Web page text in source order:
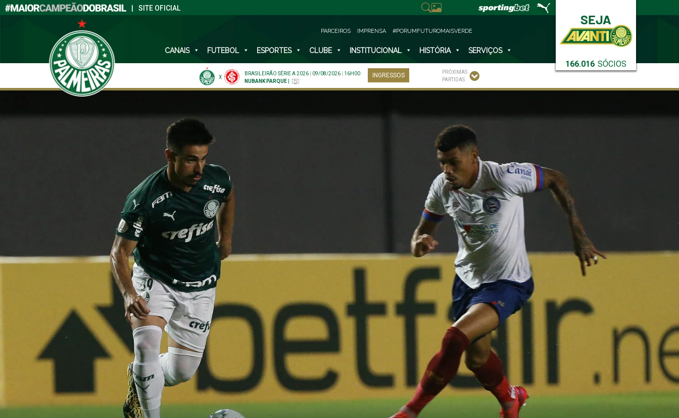
SITE OFICIAL
166.016 SÓCIOS
PARCEIROS IMPRENSA #PORUMFUTUROMAISVERDE
CANAIS FUTEBOL ESPORTES CLUBE INSTITUCIONAL HISTÓRIA SERVIÇOS
X
BRASILEIRÃO SÉRIE A 2026 09/08/2026
16H00
NUBANK PARQUE
INGRESSOS
PRÓXIMAS
PARTIDAS